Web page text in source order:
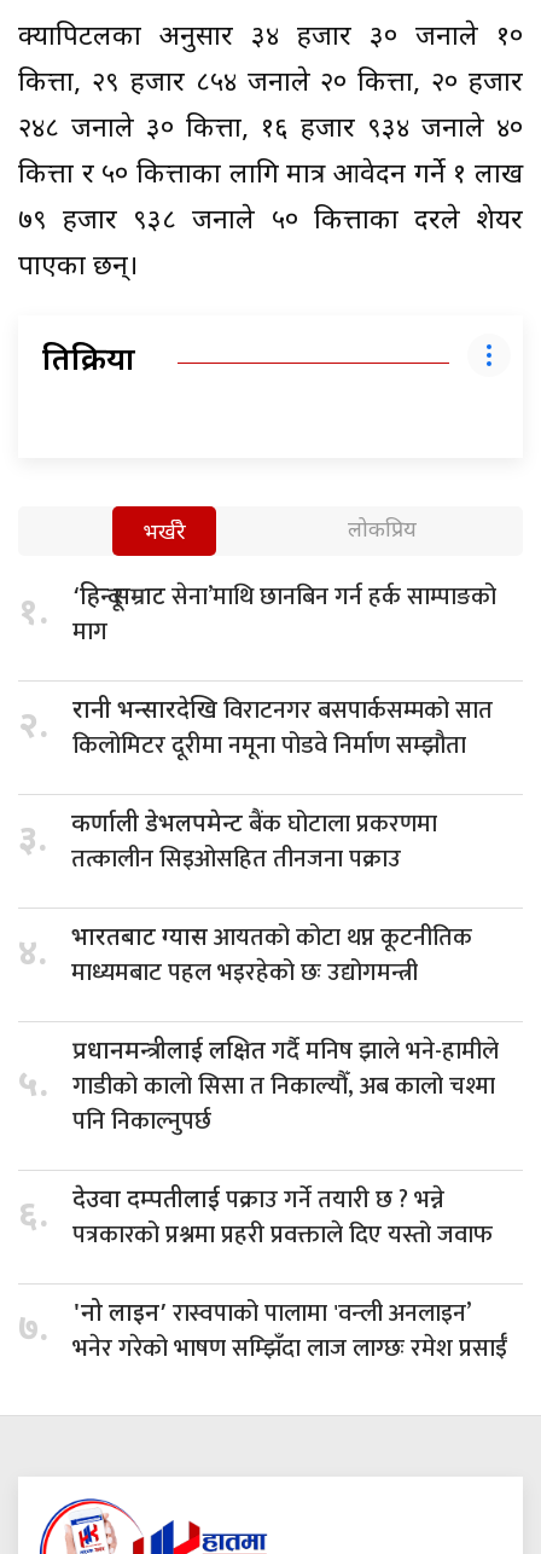
क्यापिटलका अनुसार ३४ हजार ३० जनाले १०
कित्ता, २९ हजार ८५४ जनाले २० कित्ता, २० हजार
२४८ जनाले ३० कित्ता, १६ हजार ९३४ जनाले ४०
कित्ता र ५० कित्ताका लागि मात्र आवेदन गर्ने १ लाख
७९ हजार ९३८ जनाले ५० कित्ताका दरले शेयर
पाएका छन्।
प्रतिक्रिया
भर्खरै लोकप्रिय
१. ‘हिन्दू सम्राटसेना’माथि छानबिन गर्न हर्क साम्पाङको
माग
२. रानी भन्सारदेखिविराटनगर बसपार्कसम्मको सात
किलोमिटर दूरीमा नमूना पोडवे निर्माण सम्झौता
३. कर्णाली डेभलपमेन्टबैंक घोटाला प्रकरणमा
तत्कालीन सिइओसहित तीनजना पक्राउ
४. भारतबाट ग्यासआयतको कोटा थप्न कूटनीतिक
माध्यमबाट पहल भइरहेको छः उद्योगमन्त्री
५.
प्रधानमन्त्रीलाई लक्षितगर्दै मनिष झाले भने-हामीले
गाडीको कालो सिसा त निकाल्यौँ, अब कालो चश्मा
पनि निकाल्नुपर्छ
६. देउवा दम्पतीलाईपक्राउ गर्ने तयारी छ ? भन्ने
पत्रकारको प्रश्नमा प्रहरी प्रवक्ताले दिए यस्तो जवाफ
७. 'नो लाइन’ रास्वपाको पालामा 'वन्ली अनलाइन’
भनेर गरेको भाषण सम्झिँदा लाज लाग्छः रमेश प्रसाईँ